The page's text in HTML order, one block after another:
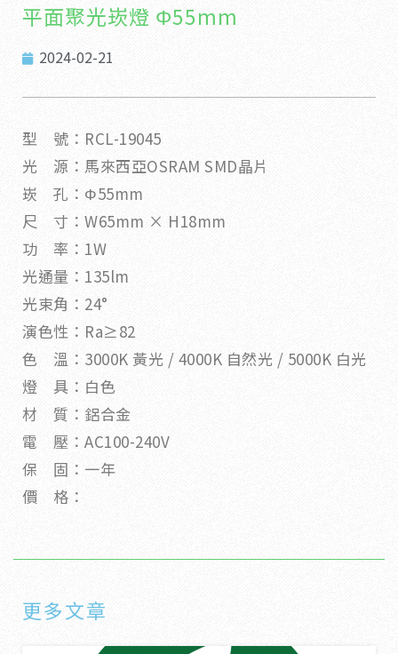
平面聚光崁燈 Φ55mm
2024-02-21
型 號：RCL-19045
光 源：馬來西亞OSRAM SMD晶片
崁 孔：Φ55mm
尺 寸：W65mm × H18mm
功 率：1W
光通量：135lm
光束角：24°
演色性：Ra≥82
色 溫：3000K 黃光 / 4000K 自然光 / 5000K 白光
燈 具：白色
材 質：鋁合金
電 壓：AC100-240V
保 固：一年
價 格：
更多文章